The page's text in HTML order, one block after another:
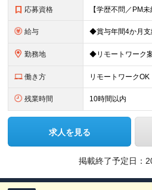
応募資格
給与
勤務地
働き方 リモートワークOK
残業時間 10時間以内
求人を見る
掲載終了予定日：